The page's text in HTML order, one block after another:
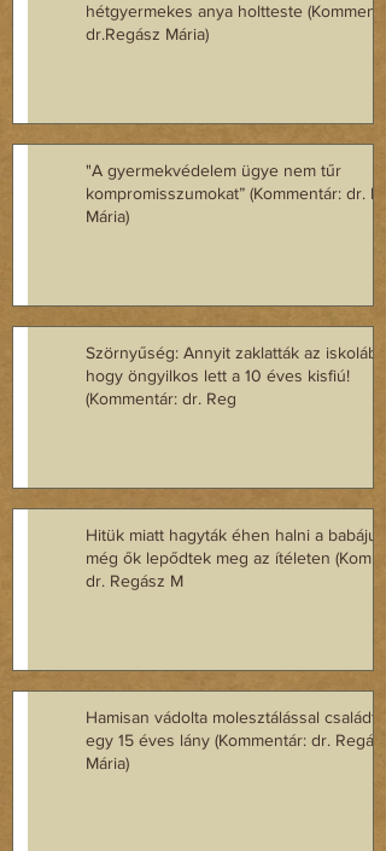
hétgyermekes anya holtteste
dr.Regász Mária)
"A gyermekvédelem ügye nem tűr
kompromisszumokat” (Kommentár: dr.
Mária)
Szörnyűség: Annyit zaklatták az
hogy öngyilkos lett a 10 éves kisfiú!
(Kommentár: dr. Reg
Hitük miatt hagyták éhen halni a
még ők lepődtek meg az ítéleten
dr. Regász M
Hamisan vádolta molesztálással
egy 15 éves lány (Kommentár: dr. Regász
Mária)